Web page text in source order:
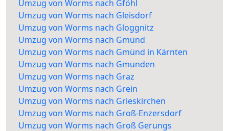
Umzug von Worms nach Gföhl
Umzug von Worms nach Gleisdorf
Umzug von Worms nach Gloggnitz
Umzug von Worms nach Gmünd
Umzug von Worms nach Gmünd in Kärnten
Umzug von Worms nach Gmunden
Umzug von Worms nach Graz
Umzug von Worms nach Grein
Umzug von Worms nach Grieskirchen
Umzug von Worms nach Groß-Enzersdorf
Umzug von Worms nach Groß Gerungs